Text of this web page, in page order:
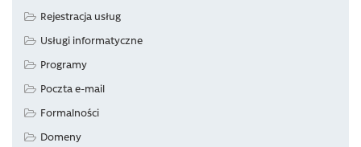
Rejestracja usług
Usługi informatyczne
Programy
Poczta e-mail
Formalności
Domeny